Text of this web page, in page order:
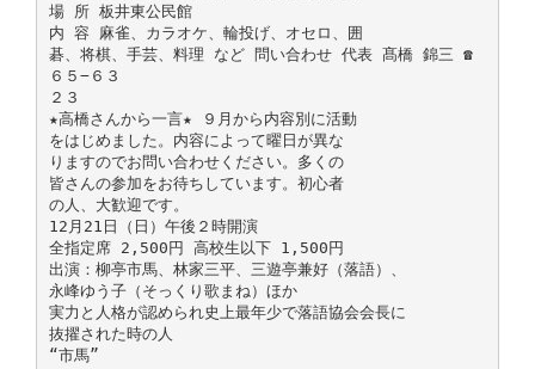
場 所 板井東公民館
内 容 麻雀、カラオケ、輪投げ、オセロ、囲
碁、将棋、手芸、料理 など 問い合わせ 代表 髙橋 錦三 ☎
６５−６３
２３
★高橋さんから一言★ ９月から内容別に活動
をはじめました。内容によって曜日が異な
りますのでお問い合わせください。多くの
皆さんの参加をお待ちしています。初心者
の人、大歓迎です。
12月21日（日）午後２時開演
全指定席 2,500円 高校生以下 1,500円
出演：柳亭市馬、林家三平、三遊亭兼好（落語）、
永峰ゆう子（そっくり歌まね）ほか
実力と人格が認められ史上最年少で落語協会会長に
抜擢された時の人
“市馬”